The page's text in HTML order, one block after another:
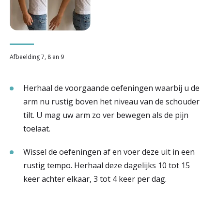
Afbeelding 7, 8 en 9
Herhaal de voorgaande oefeningen waarbij u de
arm nu rustig boven het niveau van de schouder
tilt. U mag uw arm zo ver bewegen als de pijn
toelaat.
Wissel de oefeningen af en voer deze uit in een
rustig tempo. Herhaal deze dagelijks 10 tot 15
keer achter elkaar, 3 tot 4 keer per dag.